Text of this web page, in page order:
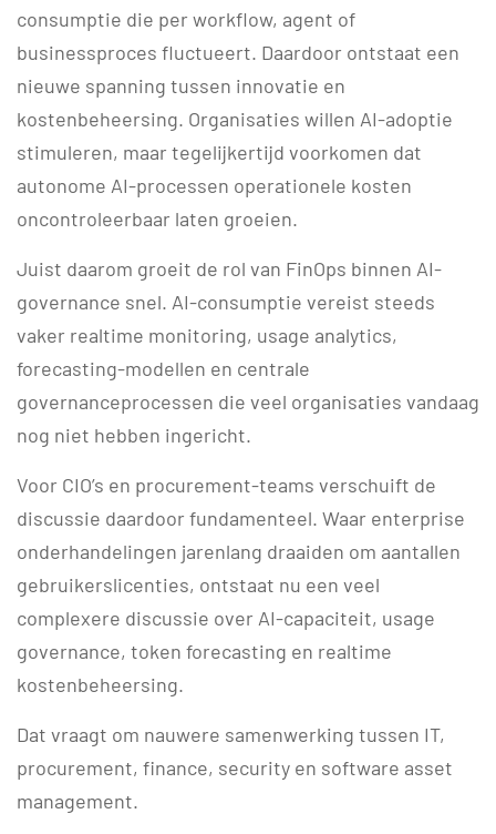
consumptie die per workflow, agent of
businessproces fluctueert. Daardoor ontstaat een
nieuwe spanning tussen innovatie en
kostenbeheersing. Organisaties willen AI-adoptie
stimuleren, maar tegelijkertijd voorkomen dat
autonome AI-processen operationele kosten
oncontroleerbaar laten groeien.
Juist daarom groeit de rol van FinOps binnen AI-
governance snel. AI-consumptie vereist steeds
vaker realtime monitoring, usage analytics,
forecasting-modellen en centrale
governanceprocessen die veel organisaties vandaag
nog niet hebben ingericht.
Voor CIO’s en procurement-teams verschuift de
discussie daardoor fundamenteel. Waar enterprise
onderhandelingen jarenlang draaiden om aantallen
gebruikerslicenties, ontstaat nu een veel
complexere discussie over AI-capaciteit, usage
governance, token forecasting en realtime
kostenbeheersing.
Dat vraagt om nauwere samenwerking tussen IT,
procurement, finance, security en software asset
management.